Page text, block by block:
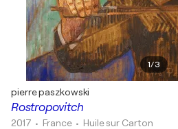
1/3
Rostropovitch
pierre paszkowski
2017 • France • Huile sur Carton